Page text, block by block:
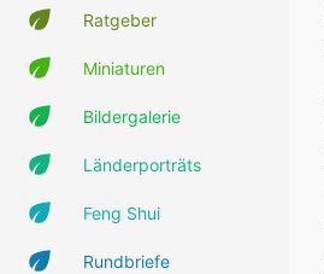
Ratgeber
Miniaturen
Bildergalerie
Länderporträts
Feng Shui
Rundbriefe